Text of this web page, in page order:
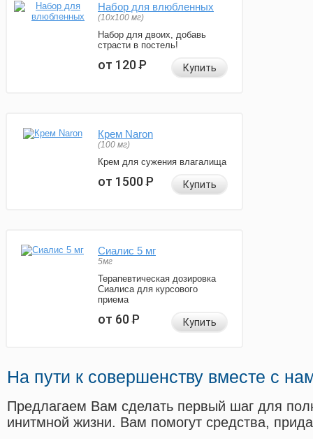
Набор для влюбленных
(10х100 мг)
Набор для двоих, добавь
страсти в постель!
от 120Р Купить
Крем Naron
(100 мг)
Крем для сужения влагалища
от 1500Р Купить
Сиалис 5 мг
5мг
Терапевтическая дозировка
Сиалиса для курсового
приема
от 60Р Купить
На пути к совершенству вместе с
Предлагаем Вам сделать первый шаг для
инитмной жизни. Вам помогут средства,